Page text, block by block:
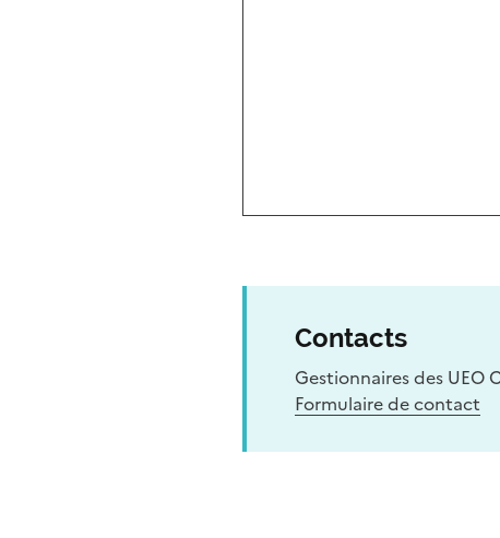
Contacts
Gestionnaires des UEO
Formulaire de contact